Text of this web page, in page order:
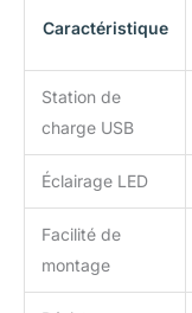
Caractéristique
Station de
charge USB
Éclairage LED
Facilité de
montage